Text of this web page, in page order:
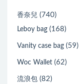
香奈兒 (740)
Leboy bag (168)
Vanity case bag (59)
Woc Wallet (62)
流浪包 (82)